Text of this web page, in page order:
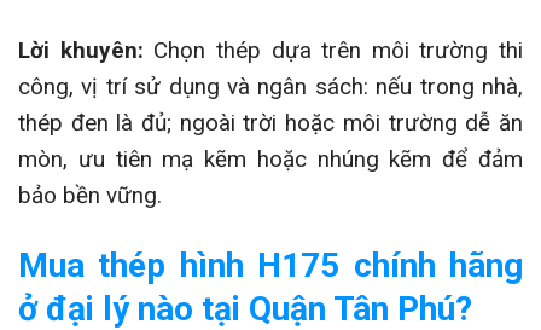
Lời khuyên: Chọn thép dựa trên môi trường thi
công, vị trí sử dụng và ngân sách: nếu trong nhà,
thép đen là đủ; ngoài trời hoặc môi trường dễ ăn
mòn, ưu tiên mạ kẽm hoặc nhúng kẽm để đảm
bảo bền vững.
Mua thép hình H175 chính hãng
ở đại lý nào tại Quận Tân Phú?